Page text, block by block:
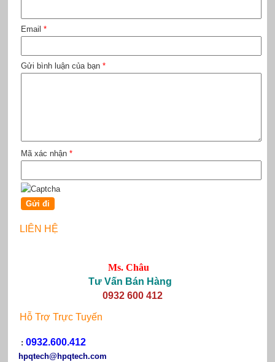
Email *
Gửi bình luận của bạn *
Mã xác nhận *
LIÊN HỆ
Ms. Châu
Tư Vấn Bán Hàng
0932 600 412
Hỗ Trợ Trực Tuyến
: 0932.600.412
hpqtech@hpqtech.com